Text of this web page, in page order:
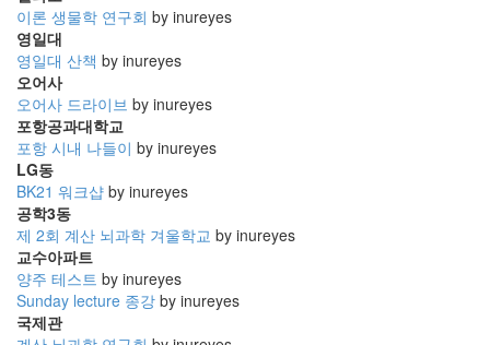
이론 생물학 연구회 by inureyes
영일대
영일대 산책 by inureyes
오어사
오어사 드라이브 by inureyes
포항공과대학교
포항 시내 나들이 by inureyes
LG동
BK21 워크샵 by inureyes
공학3동
제 2회 계산 뇌과학 겨울학교 by inureyes
교수아파트
양주 테스트 by inureyes
Sunday lecture 종강 by inureyes
국제관